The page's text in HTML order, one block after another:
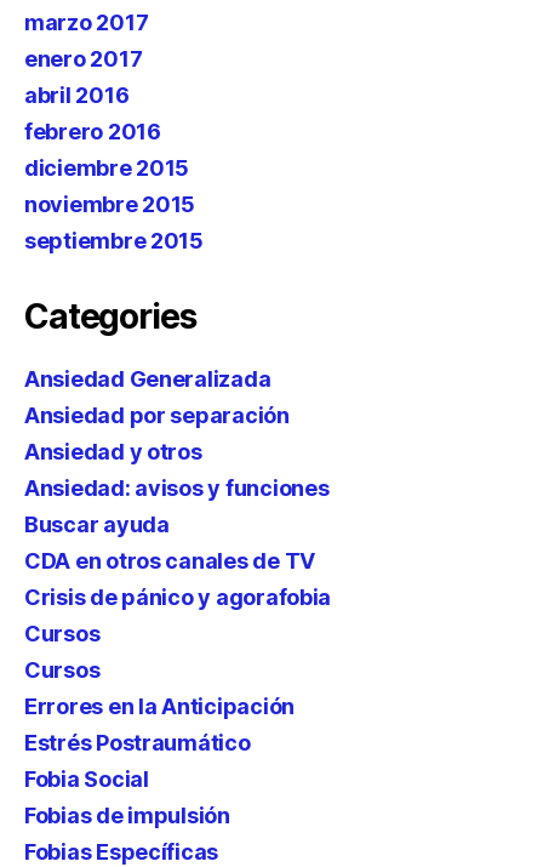
marzo 2017
enero 2017
abril 2016
febrero 2016
diciembre 2015
noviembre 2015
septiembre 2015
Categories
Ansiedad Generalizada
Ansiedad por separación
Ansiedad y otros
Ansiedad: avisos y funciones
Buscar ayuda
CDA en otros canales de TV
Crisis de pánico y agorafobia
Cursos
Cursos
Errores en la Anticipación
Estrés Postraumático
Fobia Social
Fobias de impulsión
Fobias Específicas